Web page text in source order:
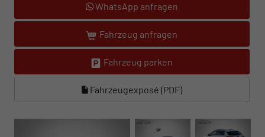
WhatsApp anfragen
Fahrzeug anfragen
Fahrzeug parken
Fahrzeugexposé (PDF)